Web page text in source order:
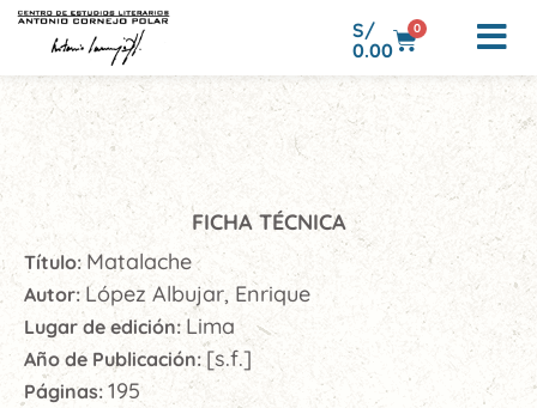
S/
0.00
0
FICHA TÉCNICA
Título: Matalache
Autor: López Albujar, Enrique
Lugar de edición: Lima
Año de Publicación:[s.f.]
Páginas: 195